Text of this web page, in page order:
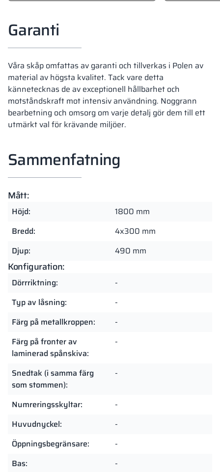
Garanti
Våra skåp omfattas av garanti och tillverkas i Polen av
material av högsta kvalitet. Tack vare detta
kännetecknas de av exceptionell hållbarhet och
motståndskraft mot intensiv användning. Noggrann
bearbetning och omsorg om varje detalj gör dem till ett
utmärkt val för krävande miljöer.
Sammenfatning
Mått:
Höjd:
1800 mm
Bredd:
4x300 mm
Djup:
490 mm
Konfiguration:
Dörrriktning:
-
Typ av låsning:
-
Färg på metallkroppen:
-
Färg på fronter av
laminerad spånskiva:
-
Snedtak (i samma färg
som stommen):
-
Numreringsskyltar:
-
Huvudnyckel:
-
Öppningsbegränsare:
-
Bas:
-